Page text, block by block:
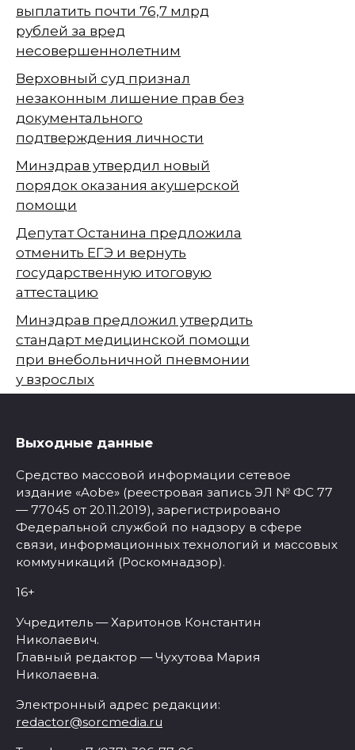
выплатить почти 76,7 млрд
рублей за вред
несовершеннолетним
Верховный суд признал
незаконным лишение прав без
документального
подтверждения личности
Минздрав утвердил новый
порядок оказания акушерской
помощи
Депутат Останина предложила
отменить ЕГЭ и вернуть
государственную итоговую
аттестацию
Минздрав предложил утвердить
стандарт медицинской помощи
при внебольничной пневмонии
у взрослых
Выходные данные
Средство массовой информации сетевое
издание «Aobe» (реестровая запись ЭЛ № ФС 77
— 77045 от 20.11.2019), зарегистрировано
Федеральной службой по надзору в сфере
связи, информационных технологий и массовых
коммуникаций (Роскомнадзор).
16+
Учредитель — Харитонов Константин
Николаевич.
Главный редактор — Чухутова Мария
Николаевна.
Электронный адрес редакции:
redactor@sorcmedia.ru